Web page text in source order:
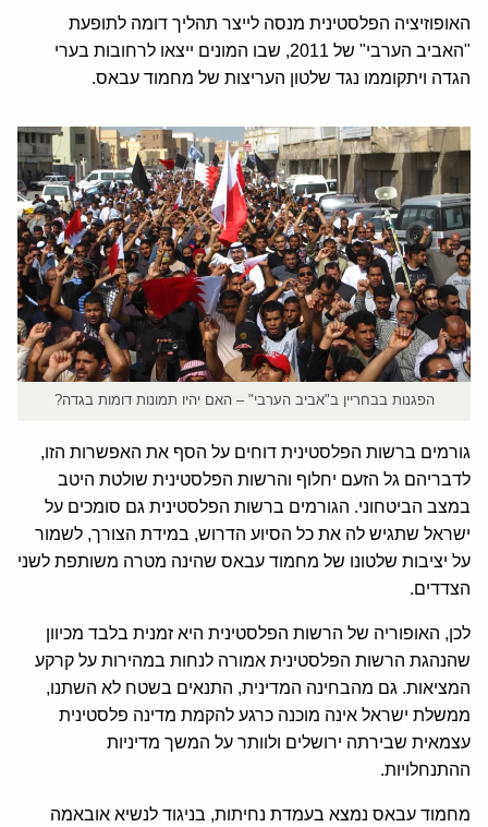
האופוזיציה הפלסטינית מנסה לייצר תהליך דומה לתופעת
"האביב הערבי" של 2011, שבו המונים ייצאו לרחובות בערי
הגדה ויתקוממו נגד שלטון העריצות של מחמוד עבאס.
הפגנות בבחריין ב"אביב הערבי" – האם יהיו תמונות דומות בגדה?
גורמים ברשות הפלסטינית דוחים על הסף את האפשרות הזו,
לדבריהם גל הזעם יחלוף והרשות הפלסטינית שולטת היטב
במצב הביטחוני. הגורמים ברשות הפלסטינית גם סומכים על
ישראל שתגיש לה את כל הסיוע הדרוש, במידת הצורך, לשמור
על יציבות שלטונו של מחמוד עבאס שהינה מטרה משותפת לשני
הצדדים.
לכן, האופוריה של הרשות הפלסטינית היא זמנית בלבד מכיוון
שהנהגת הרשות הפלסטינית אמורה לנחות במהירות על קרקע
המציאות. גם מהבחינה המדינית, התנאים בשטח לא השתנו,
ממשלת ישראל אינה מוכנה כרגע להקמת מדינה פלסטינית
עצמאית שבירתה ירושלים ולוותר על המשך מדיניות
ההתנחלויות.
מחמוד עבאס נמצא בעמדת נחיתות, בניגוד לנשיא אובאמה